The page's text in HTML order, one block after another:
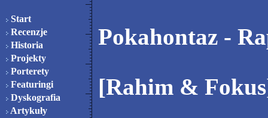
Start
Recenzje
Historia
Projekty
Porterety
Featuringi
Dyskografia
Artykuły
Pokahontaz -
[Rahim &